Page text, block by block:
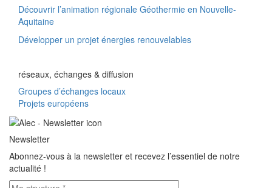
Découvrir l’animation régionale Géothermie en Nouvelle-
Aquitaine
Développer un projet énergies renouvelables
réseaux, échanges & diffusion
Groupes d’échanges locaux
Projets européens
Newsletter
Abonnez-vous à la newsletter et recevez l’essentiel de notre
actualité !